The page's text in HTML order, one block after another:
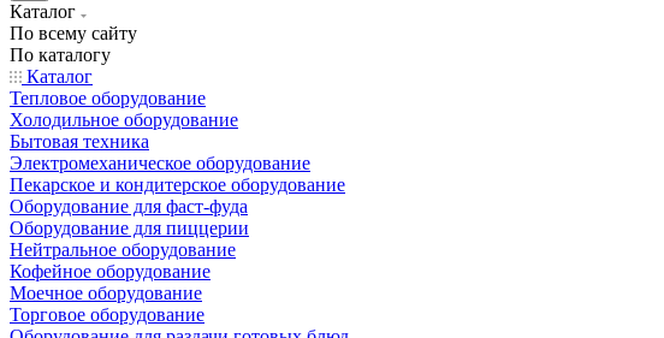
Каталог
По всему сайту
По каталогу
Каталог
Тепловое оборудование
Холодильное оборудование
Бытовая техника
Электромеханическое оборудование
Пекарское и кондитерское оборудование
Оборудование для фаст-фуда
Оборудование для пиццерии
Нейтральное оборудование
Кофейное оборудование
Моечное оборудование
Торговое оборудование